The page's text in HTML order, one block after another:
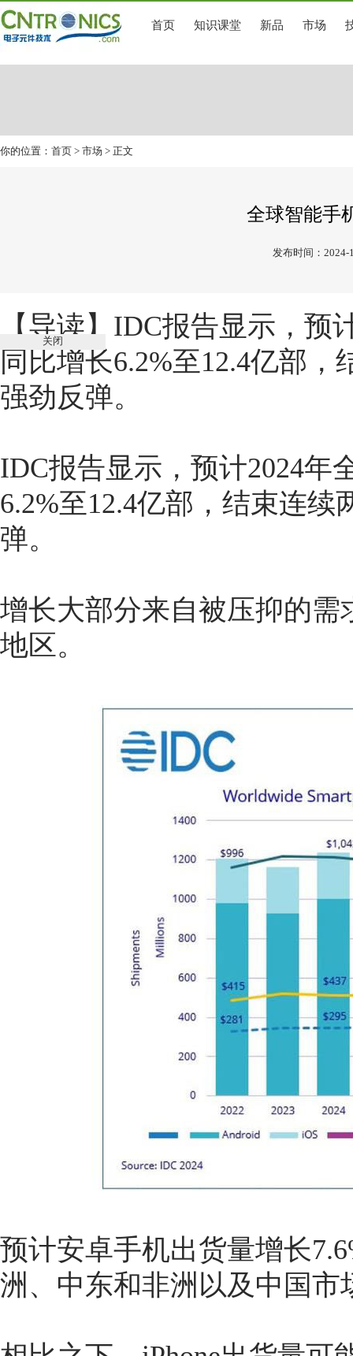
首页 知识课堂 新品 市场
你的位置： 首页 > 市场 > 正文
全球智能手
发布时间：2024-
【导读】 IDC报告显示，预
同比增长6.2%至12.4亿部
强劲反弹。
IDC报告显示，预计2024年
6.2%至12.4亿部，结束连
弹。
增长大部分来自被压抑的
地区。
预计安卓手机出货量增长
洲、中东和非洲以及中国市
关闭